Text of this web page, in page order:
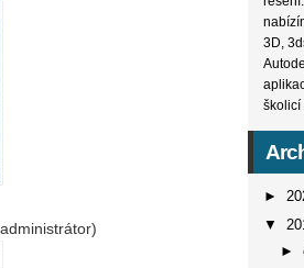
3D,
školicí
►
▼
►